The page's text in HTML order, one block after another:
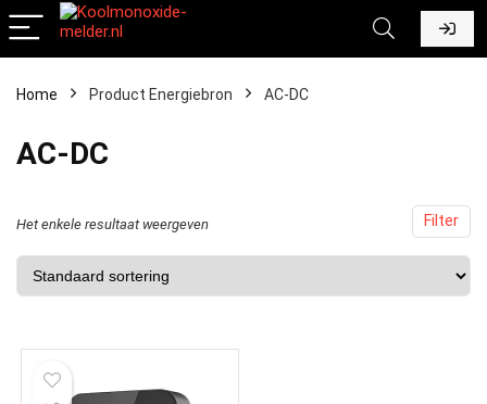
Home Product Energiebron ‎AC-DC
‎AC-DC
Filter
Het enkele resultaat weergeven